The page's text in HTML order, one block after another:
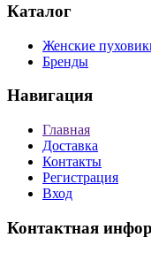
Каталог
Женские
Бренды
Навигация
Главная
Доставка
Контакты
Регистрация
Вход
Контактная